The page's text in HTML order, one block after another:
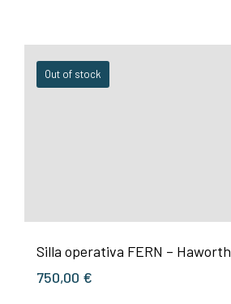
Out of stock
Silla operativa FERN – Haworth
750,00 €